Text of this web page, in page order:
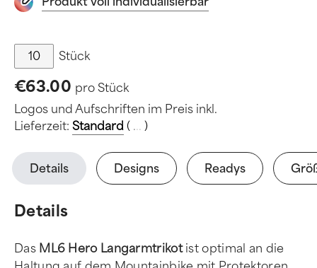
Stück
€63.00 pro Stück
Logos und Aufschriften im Preis inkl.
Lieferzeit: Standard ( ... )
Details Designs Readys
Details
Das ML6 Hero Langarmtrikotist optimal an die